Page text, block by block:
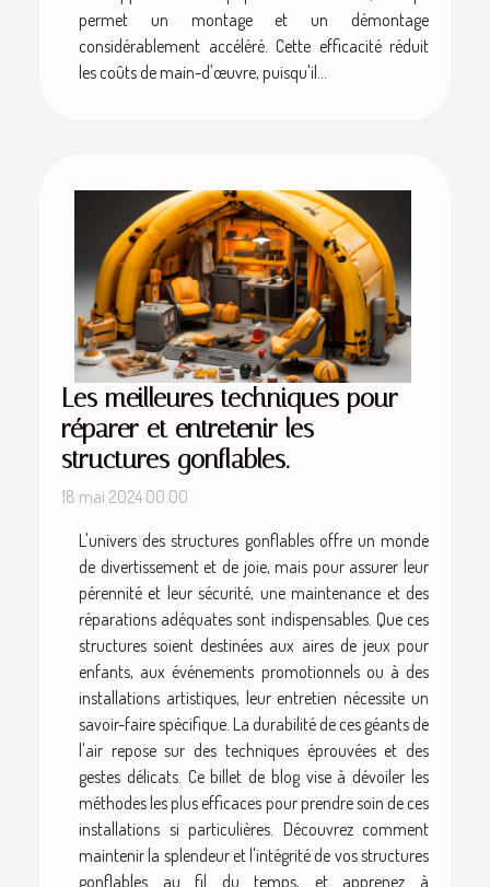
permet un montage et un démontage
considérablement accéléré. Cette efficacité réduit
les coûts de main-d'œuvre, puisqu'il...
Les meilleures techniques pour
réparer et entretenir les
structures gonflables.
18 mai 2024 00:00
L'univers des structures gonflables offre un monde
de divertissement et de joie, mais pour assurer leur
pérennité et leur sécurité, une maintenance et des
réparations adéquates sont indispensables. Que ces
structures soient destinées aux aires de jeux pour
enfants, aux événements promotionnels ou à des
installations artistiques, leur entretien nécessite un
savoir-faire spécifique. La durabilité de ces géants de
l'air repose sur des techniques éprouvées et des
gestes délicats. Ce billet de blog vise à dévoiler les
méthodes les plus efficaces pour prendre soin de ces
installations si particulières. Découvrez comment
maintenir la splendeur et l'intégrité de vos structures
gonflables au fil du temps, et apprenez à